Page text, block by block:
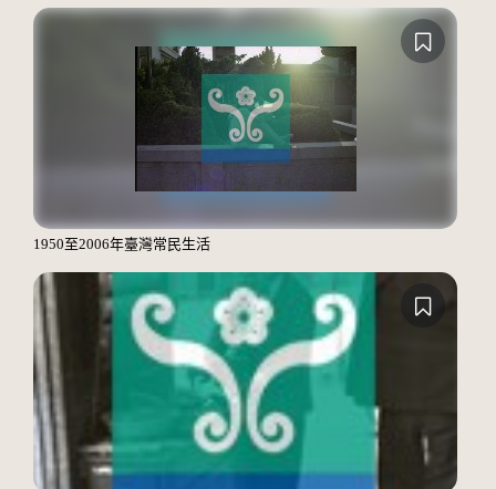
1950至2006年臺灣常民生活